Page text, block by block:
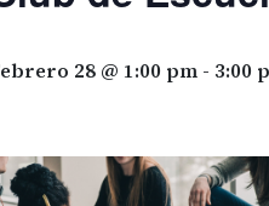
28 @ 1:00 pm - 3:00